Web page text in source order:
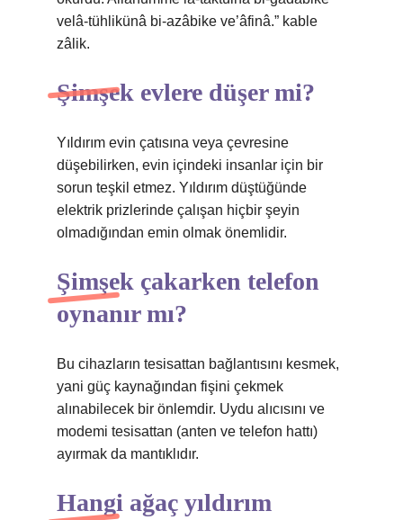
velâ-tühlikünâ bi-azâbike ve’âfinâ.” kable
zâlik.
Şimşek evlere düşer mi?
Yıldırım evin çatısına veya çevresine
düşebilirken, evin içindeki insanlar için bir
sorun teşkil etmez. Yıldırım düştüğünde
elektrik prizlerinde çalışan hiçbir şeyin
olmadığından emin olmak önemlidir.
Şimşek çakarken telefon
oynanır mı?
Bu cihazların tesisattan bağlantısını kesmek,
yani güç kaynağından fişini çekmek
alınabilecek bir önlemdir. Uydu alıcısını ve
modemi tesisattan (anten ve telefon hattı)
ayırmak da mantıklıdır.
Hangi ağaç yıldırım